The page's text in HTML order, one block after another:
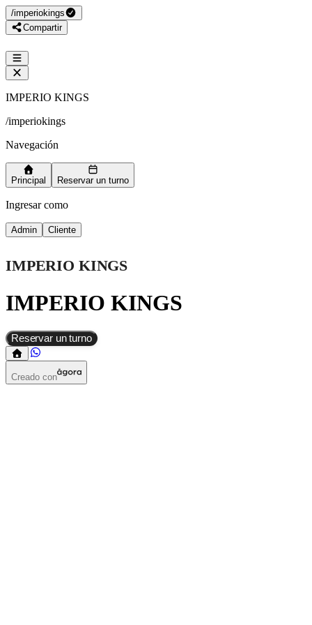
/imperiokings
Compartir
IMPERIO KINGS
/imperiokings
Navegación
Principal Reservar un turno
Ingresar como
Admin Cliente
IMPERIO KINGS
IMPERIO KINGS
Reservar un turno
Creado con